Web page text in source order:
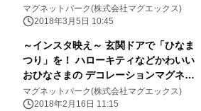
園』 3誌で商品プレゼント
マグネットパーク(株式会社マグエックス)
2018年3月5日 10:45
～インスタ映え～ 玄関ドアで「ひなま
つり」を！ ハローキティなどかわいい
おひなさまの デコレーションマグネッ
トを新発売
マグネットパーク(株式会社マグエックス)
2018年2月16日 11:15